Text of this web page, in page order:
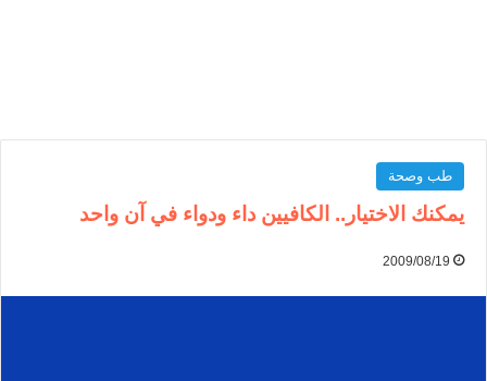
طب وصحة
يمكنك الاختيار.. الكافيين داء ودواء في آن واحد
2009/08/19